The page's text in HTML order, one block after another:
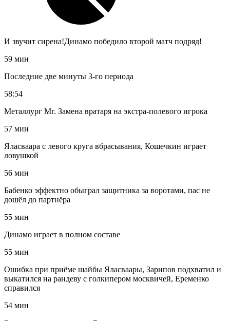
И звучит сирена!Динамо победило второй матч подряд!
59 мин
Последние две минуты 3-го периода
58:54
Металлург Мг. Замена вратаря на экстра-полевого игрока
57 мин
Яласваара с левого круга вбрасывания, Кошечкин играет
ловушкой
56 мин
Бабенко эффектно обыграл защитника за воротами, пас не
дошёл до партнёра
55 мин
Динамо играет в полном составе
55 мин
Ошибка при приёме шайбы Яласваары, Зарипов подхватил и
выкатился на рандеву с голкипером москвичей, Еременко
справился
54 мин